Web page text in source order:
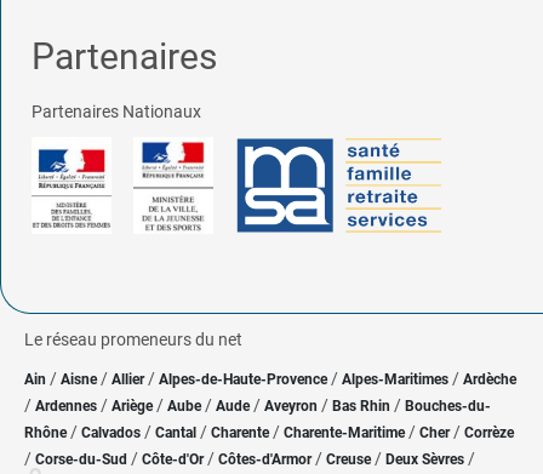
Partenaires
Partenaires Nationaux
Le réseau promeneurs du net
Ain / Aisne/ Allier/ Alpes-de-Haute-Provence / Alpes-Maritimes / Ardèche
/ Ardennes / Ariège/ Aube/ Aude / Aveyron / Bas Rhin / Bouches-du-
Rhône/ Calvados / Cantal / Charente / Charente-Maritime/ Cher / Corrèze
/ Corse-du-Sud / Côte-d'Or / Côtes-d'Armor/ Creuse/ Deux Sèvres /